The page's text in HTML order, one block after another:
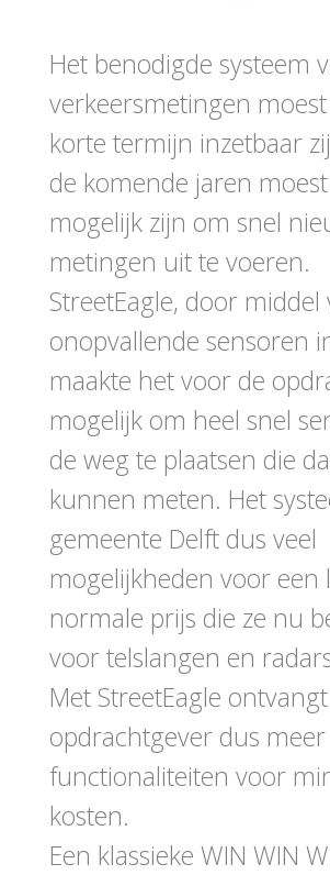
Het benodigde systeem
verkeersmetingen
korte termijn inzetbaar
de komende jaren
mogelijk zijn om snel
metingen uit te voeren.
StreetEagle, door middel
onopvallende sensoren
maakte het voor de
mogelijk om heel snel
de weg te plaatsen die
kunnen meten. Het
gemeente Delft dus veel
mogelijkheden voor een
normale prijs die ze nu
voor telslangen en
Met StreetEagle ontvangt
opdrachtgever dus meer
functionaliteiten voor
kosten.
Een klassieke WIN WIN